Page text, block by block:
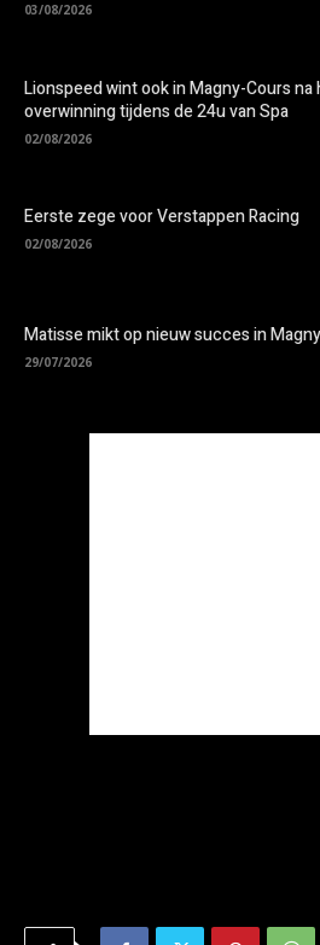
03/08/2026
Lionspeed wint ook in Magny-Cours na
overwinning tijdens de 24u van Spa
02/08/2026
Eerste zege voor Verstappen Racing
02/08/2026
Matisse mikt op nieuw succes in
29/07/2026